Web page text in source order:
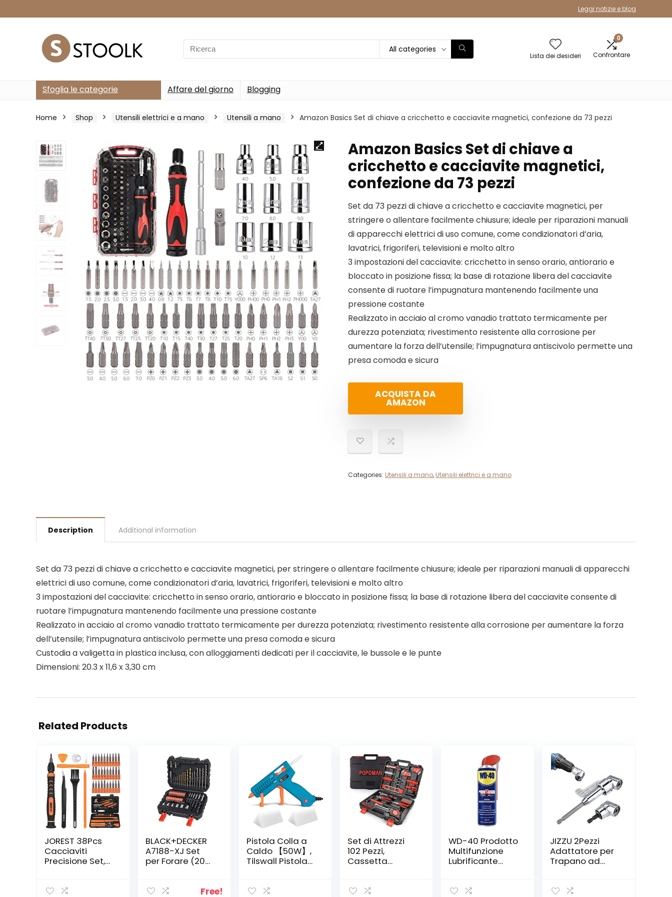
Leggi notizie e blog
Search
for:
All categories
Lista dei desideri
0
Confrontare
Sfoglia le categorie Affare del giorno Blogging
Home Shop Utensili elettrici e a mano Utensili a mano Amazon Basics Set di chiave a cricchetto e cacciavite magnetici, confezione da 73 pezzi
Amazon Basics Set di chiave a
cricchetto e cacciavite magnetici,
confezione da 73 pezzi
Set da 73 pezzi di chiave a cricchetto e cacciavite magnetici, per
stringere o allentare facilmente chiusure; ideale per riparazioni manuali
di apparecchi elettrici di uso comune, come condizionatori d’aria,
lavatrici, frigoriferi, televisioni e molto altro
3 impostazioni del cacciavite: cricchetto in senso orario, antiorario e
bloccato in posizione fissa; la base di rotazione libera del cacciavite
consente di ruotare l’impugnatura mantenendo facilmente una
pressione costante
Realizzato in acciaio al cromo vanadio trattato termicamente per
durezza potenziata; rivestimento resistente alla corrosione per
aumentare la forza dell’utensile; l’impugnatura antiscivolo permette una
presa comoda e sicura
ACQUISTA DA
AMAZON
Categories: Utensili a mano, Utensili elettrici e a mano
Description Additional information
Set da 73 pezzi di chiave a cricchetto e cacciavite magnetici, per stringere o allentare facilmente chiusure; ideale per riparazioni manuali di apparecchi
elettrici di uso comune, come condizionatori d’aria, lavatrici, frigoriferi, televisioni e molto altro
3 impostazioni del cacciavite: cricchetto in senso orario, antiorario e bloccato in posizione fissa; la base di rotazione libera del cacciavite consente di
ruotare l’impugnatura mantenendo facilmente una pressione costante
Realizzato in acciaio al cromo vanadio trattato termicamente per durezza potenziata; rivestimento resistente alla corrosione per aumentare la forza
dell’utensile; l’impugnatura antiscivolo permette una presa comoda e sicura
Custodia a valigetta in plastica inclusa, con alloggiamenti dedicati per il cacciavite, le bussole e le punte
Dimensioni: 20.3 x 11,6 x 3,30 cm
Related Products
JOREST 38Pcs
Cacciaviti
Precisione Set,
Torx T5 T6 T8 T9
BLACK+DECKER
A7188-XJ Set
per Forare (20
Avvitare), 50
Free!
Pistola Colla a
Caldo 【50W】,
Tilswall Pistola
di Colla 130mm,
Set di Attrezzi
102 Pezzi,
Cassetta
Attrezzi Portatile
WD-40 Prodotto
Multifunzione
Lubrificante
Posizione, 500
JIZZU 2Pezzi
Adattatore per
Trapano ad
Cacciavite a